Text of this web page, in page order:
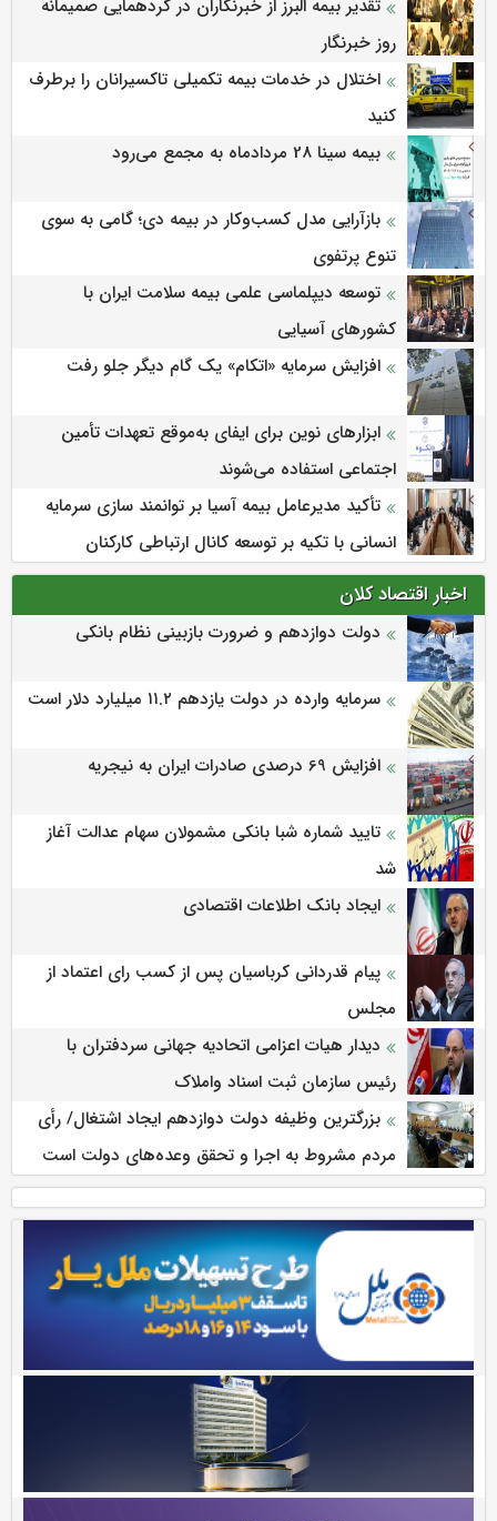
تقدیر بیمه البرز از خبرنگاران در گردهمایی صمیمانه
روز خبرنگار
اختلال در خدمات بیمه تکمیلی تاکسیرانان را برطرف
کنید
بیمه سینا 28 مردادماه به مجمع می‌رود
بازآرایی مدل کسب‌وکار در بیمه دی؛ گامی به سوی
تنوع پرتفوی
توسعه دیپلماسی علمی بیمه سلامت ایران با
کشورهای آسیایی
افزایش سرمایه «اتکام» یک گام دیگر جلو رفت
ابزارهای نوین برای ایفای به‌موقع تعهدات تأمین
اجتماعی استفاده می‌شوند
تأکید مدیرعامل بیمه آسیا بر توانمند سازی سرمایه
انسانی با تکیه بر توسعه کانال ارتباطی کارکنان
اخبار اقتصاد کلان
دولت دوازدهم و ضرورت بازبینی نظام بانکی
سرمایه وارده در دولت یازدهم ۱۱.۲ میلیارد دلار است
افزایش 69 درصدی صادرات ایران به نیجریه
تایید شماره شبا بانکی مشمولان سهام عدالت آغاز
شد
ایجاد بانک اطلاعات اقتصادی
پیام قدردانی کرباسیان پس از کسب رای اعتماد از
مجلس
دیدار هیات اعزامی اتحادیه جهانی سردفتران با
رئیس سازمان ثبت اسناد واملاک
بزرگترین وظیفه دولت دوازدهم ایجاد اشتغال/ رأی
مردم مشروط به اجرا و تحقق وعده‌های دولت است